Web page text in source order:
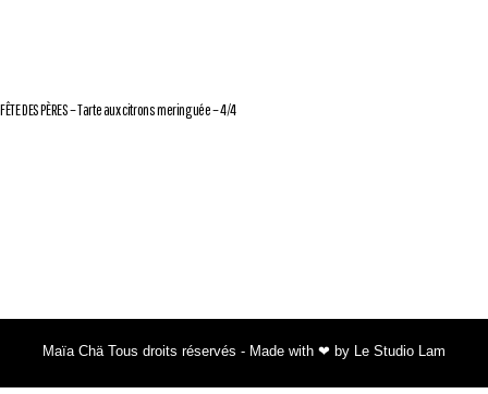
FÊTE DES PÈRES – Tarte aux citrons meringuée – 4/4
Maïa Chä Tous droits réservés - Made with ❤ by Le Studio Lam